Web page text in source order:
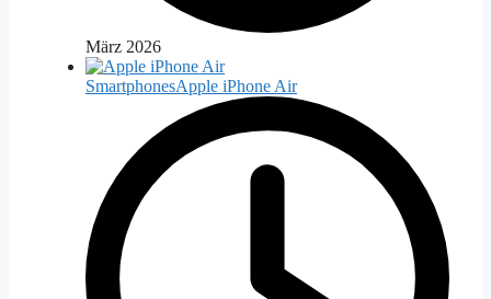
März 2026
SmartphonesApple iPhone Air